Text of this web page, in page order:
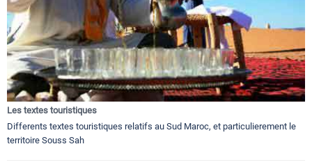
Les textes touristiques
Differents textes touristiques relatifs au Sud Maroc, et particulierement le
territoire Souss Sah